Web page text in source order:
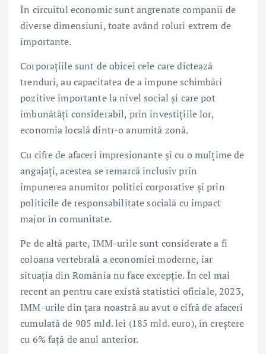
În circuitul economic sunt angrenate companii de
diverse dimensiuni, toate având roluri extrem de
importante.
Corporațiile sunt de obicei cele care dictează
trenduri, au capacitatea de a impune schimbări
pozitive importante la nivel social și care pot
îmbunătăți considerabil, prin investițiile lor,
economia locală dintr-o anumită zonă.
Cu cifre de afaceri impresionante și cu o mulțime de
angajați, acestea se remarcă inclusiv prin
impunerea anumitor politici corporative și prin
politicile de responsabilitate socială cu impact
major în comunitate.
Pe de altă parte, IMM-urile sunt considerate a fi
coloana vertebrală a economiei moderne, iar
situația din România nu face excepție. În cel mai
recent an pentru care există statistici oficiale, 2023,
IMM-urile din țara noastră au avut o cifră de afaceri
cumulată de 905 mld. lei (185 mld. euro), în creștere
cu 6% față de anul anterior.